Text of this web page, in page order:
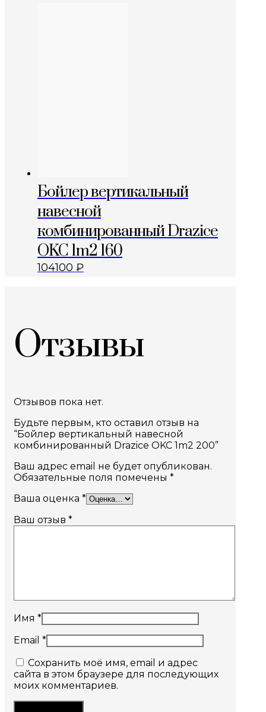
Бойлер вертикальный
навесной
комбинированный Drazice
OKC 1m2 160
104100 ₽
Отзывы
Отзывов пока нет.
Будьте первым, кто оставил отзыв на
“Бойлер вертикальный навесной
комбинированный Drazice OKC 1m2 200”
Ваш адрес email не будет опубликован.
Обязательные поля помечены *
Ваша оценка *
Ваш отзыв *
Имя *
Email *
Сохранить моё имя, email и адрес
сайта в этом браузере для последующих
моих комментариев.